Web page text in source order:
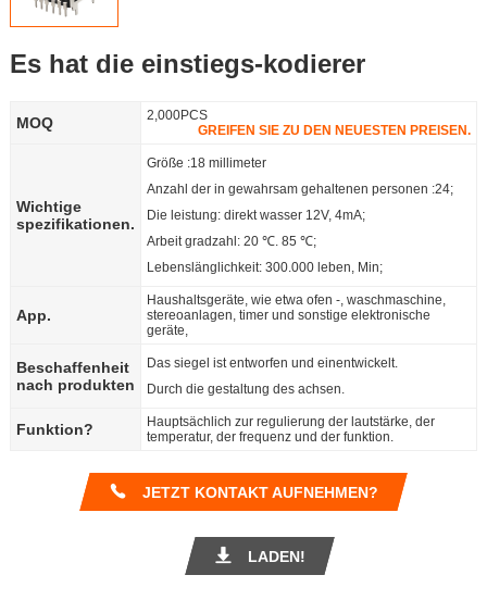
können ihr
anbieten.
Es hat die einstiegs-kodierer
MOQ
2,000PCS
GREIFEN SIE ZU DEN NEUESTEN PREISEN.
Wichtige
spezifikationen.
Größe :18 millimeter
Anzahl der in gewahrsam gehaltenen personen :24;
Die leistung: direkt wasser 12V, 4mA;
Arbeit gradzahl: 20 ℃. 85 ℃;
Lebenslänglichkeit: 300.000 leben, Min;
App.
Haushaltsgeräte, wie etwa ofen -, waschmaschine,
stereoanlagen, timer und sonstige elektronische
geräte,
Beschaffenheit
nach produkten
Das siegel ist entworfen und einentwickelt.
Durch die gestaltung des achsen.
Funktion?
Hauptsächlich zur regulierung der lautstärke, der
temperatur, der frequenz und der funktion.
JETZT KONTAKT AUFNEHMEN?
LADEN!